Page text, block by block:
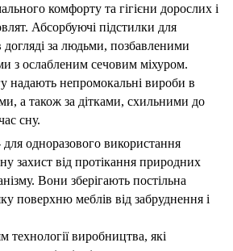
комфорту та гігієни дорослих і
Абсорбуючі підстилки для
догляді за людьми, позбавленими
з ослабленим сечовим міхуром.
надають непромокальні вироби в
а також за дітками, схильними до
сну.
для одноразового використання
захист від протікання природних
Вони зберігають постільна
поверхню меблів від забруднення і
технології виробництва, які